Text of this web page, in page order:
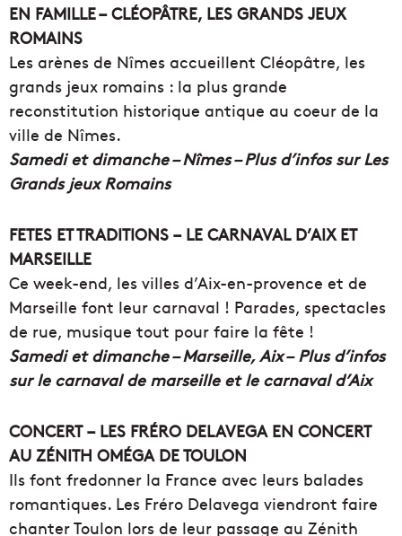
EN FAMILLE – CLÉOPÂTRE, LES GRANDS JEUX
ROMAINS
Les arènes de Nîmes accueillent Cléopâtre, les
grands jeux romains : la plus grande
reconstitution historique antique au coeur de la
ville de Nîmes.
Samedi et dimanche – Nîmes – Plus d’infos sur Les
Grands jeux Romains
FETES ET TRADITIONS – LE CARNAVAL D’AIX ET
MARSEILLE
Ce week-end, les villes d’Aix-en-provence et de
Marseille font leur carnaval ! Parades, spectacles
de rue, musique tout pour faire la fête !
Samedi et dimanche – Marseille, Aix – Plus d’infos
sur le carnaval de marseille et le carnaval d’Aix
CONCERT – LES FRÉRO DELAVEGA EN CONCERT
AU ZÉNITH OMÉGA DE TOULON
Ils font fredonner la France avec leurs balades
romantiques. Les Fréro Delavega viendront faire
chanter Toulon lors de leur passage au Zénith